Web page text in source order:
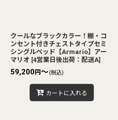
クールなブラックカラー！棚・コ
ンセント付きチェストタイプセミ
シングルベッド【Armario】アー
マリオ [4営業日後出荷：配送A]
59,200円～(税込)
カートに入れる